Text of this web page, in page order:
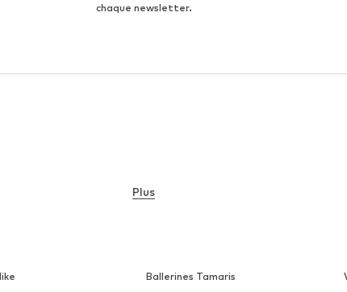
chaque newsletter.
Ballerines Tamaris
Plus